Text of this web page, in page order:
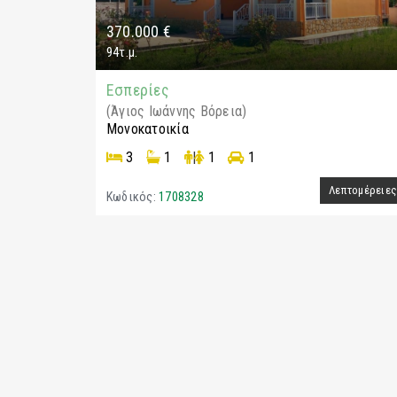
370.000 €
94τ.μ.
Εσπερίες
(Άγιος Ιωάννης Βόρεια)
Μονοκατοικία
3
1 | 1 1
Κωδικός: 1708328